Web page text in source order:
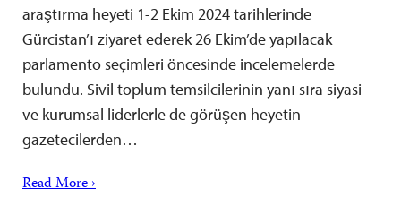
araştırma heyeti 1-2 Ekim 2024 tarihlerinde
Gürcistan’ı ziyaret ederek 26 Ekim’de yapılacak
parlamento seçimleri öncesinde incelemelerde
bulundu. Sivil toplum temsilcilerinin yanı sıra siyasi
ve kurumsal liderlerle de görüşen heyetin
gazetecilerden…
Read More ›